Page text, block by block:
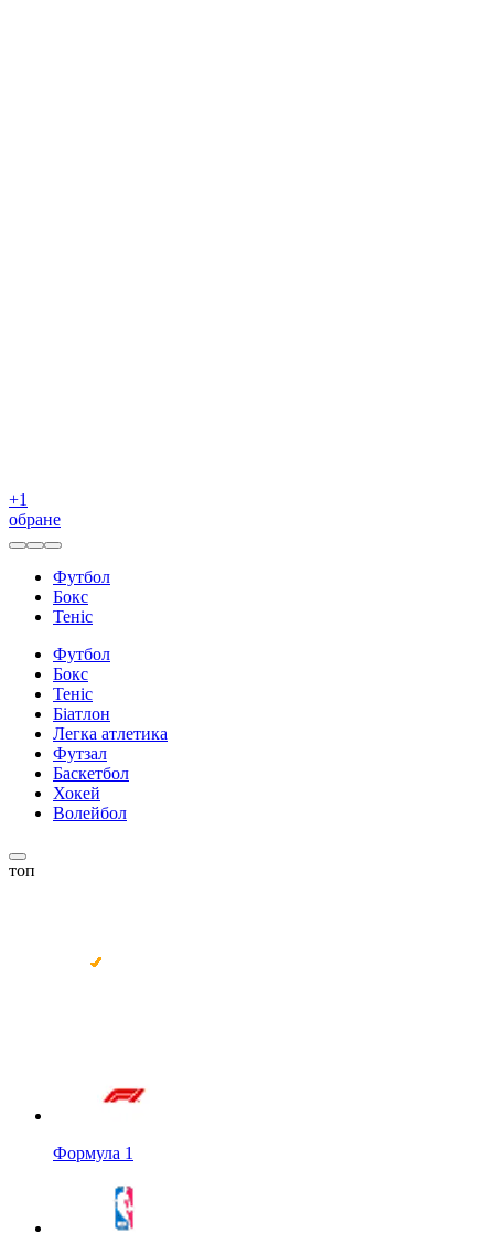
+1
обране
Футбол
Бокс
Теніс
Футбол
Бокс
Теніс
Біатлон
Легка атлетика
Футзал
Баскетбол
Хокей
Волейбол
топ
Формула 1